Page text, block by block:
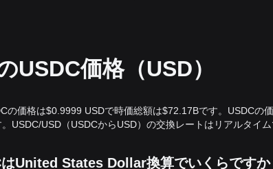
USDC価格（USD）
の価格は$0.9999 USDで時価総額は$72.17Bです。USDCの
USDC/USD（USDCからUSD）の交換レートはリアルタイム
はUnited States Dollar換算でいくらですか